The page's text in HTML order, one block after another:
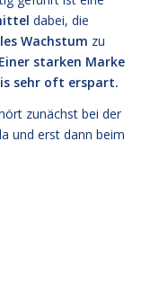
dabei, die
Wachstum zu
Einer starken Marke
sehr oft erspart.
zunächst bei der
und erst dann beim